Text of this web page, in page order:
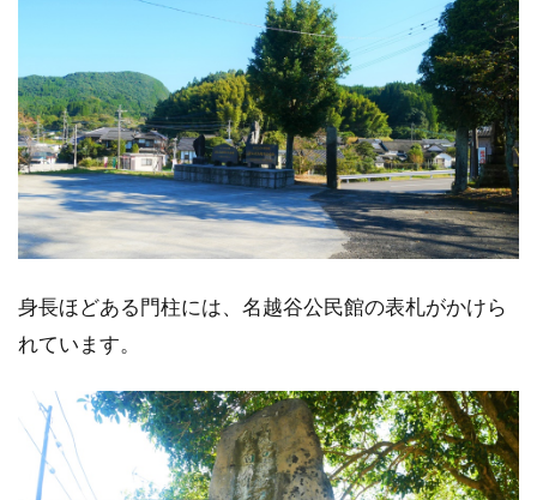
身長ほどある門柱には、名越谷公民館の表札がかけら
れています。